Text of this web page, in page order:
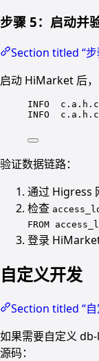
步骤 5：启动并
Section titled “步
启动 HiMarket 后，
INFO
INFO
验证数据链路：
通过 Higress
检查
FROM
登录
自定义开发
Section titled “自
如果需要自定义
源码：